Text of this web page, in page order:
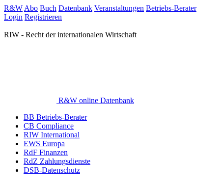
R&W Abo Buch Datenbank Veranstaltungen Betriebs-Berater
Login Registrieren
RIW - Recht der internationalen Wirtschaft
R&W online Datenbank
BB Betriebs-Berater
CB Compliance
RIW International
EWS Europa
RdF Finanzen
RdZ Zahlungsdienste
DSB-Datenschutz